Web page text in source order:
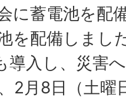
に蓄電池を配
を配備しまし
導入し、災害
2月8日（土曜